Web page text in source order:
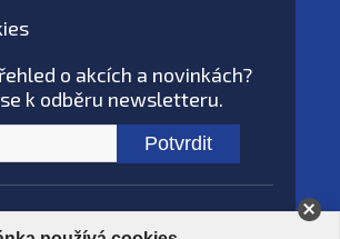
o akcích a novinkách?
k odběru newsletteru.
Potvrdit